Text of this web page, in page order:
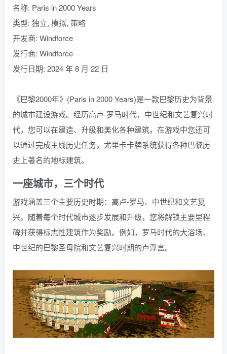
名称: Paris in 2000 Years
类型: 独立, 模拟, 策略
开发商: Windforce
发行商: Windforce
发行日期: 2024 年 8 月 22 日
《巴黎2000年》(Paris in 2000 Years)是一款巴黎历史为背景
的城市建设游戏。经历高卢-罗马时代，中世纪和文艺复兴时
代，您可以在建造、升级和美化各种建筑。在游戏中您还可
以通过完成主线历史任务，尤里卡卡牌系统获得各种巴黎历
史上著名的地标建筑。
一座城市，三个时代
游戏涵盖三个主要历史时期：高卢-罗马、中世纪和文艺复
兴。随着每个时代城市逐步发展和升级，您将解锁主要里程
碑并获得标志性建筑作为奖励。例如，罗马时代的大浴场、
中世纪的巴黎圣母院和文艺复兴时期的卢浮宫。